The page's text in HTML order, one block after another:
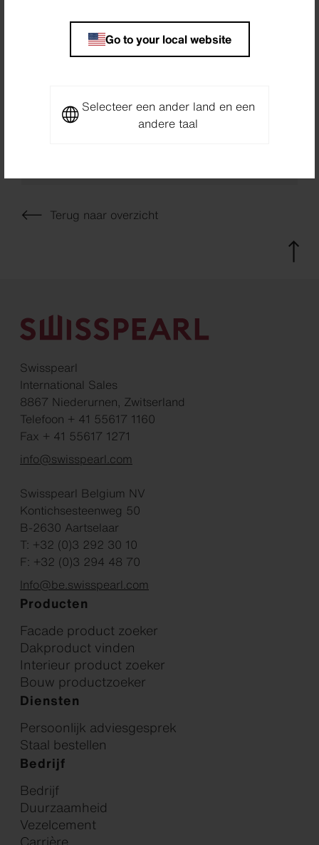
Go to your local website
Selecteer een ander land en een
andere taal
Photographer
Meraner & Hauser OHG/SNC, Bozen, Italië
Downloads
Terug naar overzicht
Swisspearl
International Sales
8867 Niederurnen, Zwitserland
Telefoon + 41 55617 1160
Fax + 41 55617 1271
info@swisspearl.com
Swisspearl Belgium NV
Kontichsesteenweg 50
B-2630 Aartselaar
T: +32 (0)3 292 30 10
F: +32 (0)3 294 48 70
Info@be.swisspearl.com
Producten
Facade product zoeker
Dakproduct vinden
Interieur product zoeker
Bouw productzoeker
Diensten
Persoonlijk adviesgesprek
Staal bestellen
Bedrijf
Bedrijf
Duurzaamheid
Vezelcement